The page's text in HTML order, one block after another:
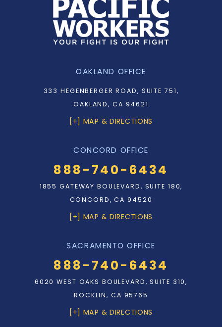
OAKLAND OFFICE
333 HEGENBERGER ROAD, SUITE 751,
OAKLAND, CA 94621
[+] MAP & DIRECTIONS
CONCORD OFFICE
888-740-6434
1855 GATEWAY BOULEVARD, SUITE 180,
CONCORD, CA 94520
[+] MAP & DIRECTIONS
SACRAMENTO OFFICE
888-740-6434
6020 WEST OAKS BOULEVARD, SUITE 310,
ROCKLIN, CA 95765
[+] MAP & DIRECTIONS